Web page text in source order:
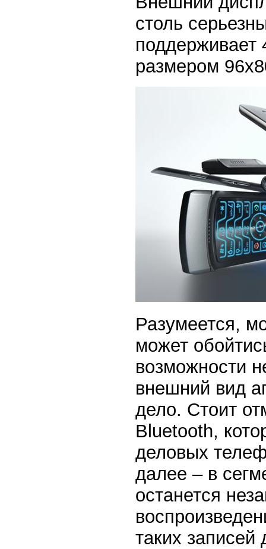
столь
поддерживает
размером
Разумеется,
может
возможности
внешний вид
дело. Стоит
Bluetooth,
деловых
далее – в
останется
таких